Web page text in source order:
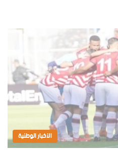
الأخبار الوطنية